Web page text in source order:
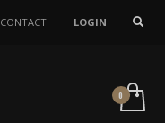
CONTACT LOGIN